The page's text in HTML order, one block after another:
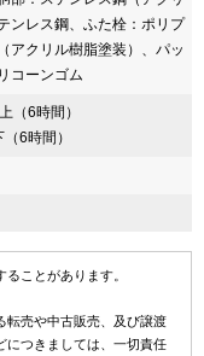
ンレス鋼、ふた栓：ポリプ
アクリル樹脂塗装）、パッ
コーンゴム
（6時間）
6時間）
ことがあります。
売や中古販売、及び譲渡
につきましては、一切責任